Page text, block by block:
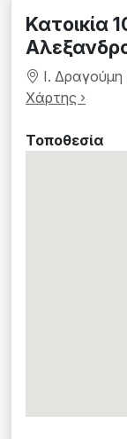
Κατοικία
Ι.
Χάρτης ›
Τοποθεσία